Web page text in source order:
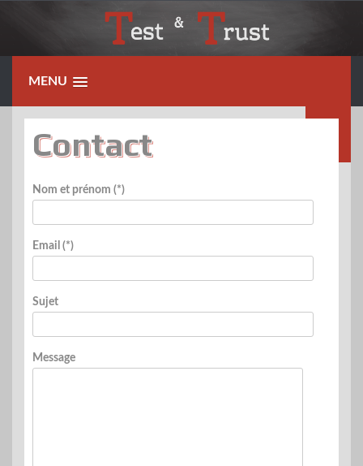
MENU
Contact
Nom et prénom (*)
Email (*)
Sujet
Message